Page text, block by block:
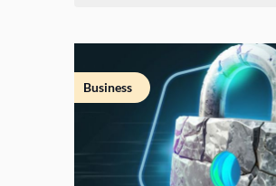
Business